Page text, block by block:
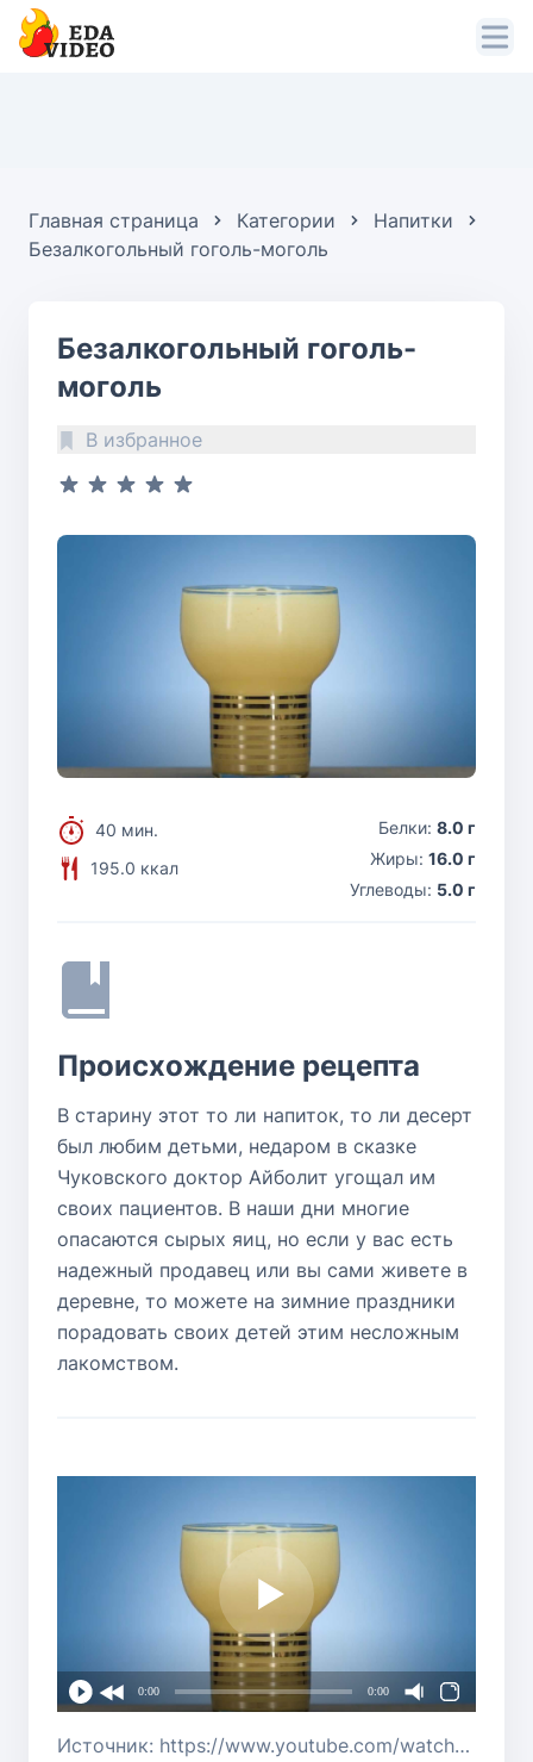
Главная страница Категории
Напитки
Безалкогольный гоголь-моголь
Безалкогольный гоголь-
моголь
В избранное
40 мин.
195.0 ккал
Белки: 8.0 г
Жиры: 16.0 г
Углеводы: 5.0 г
Происхождение рецепта
В старину этот то ли напиток, то ли десерт
был любим детьми, недаром в сказке
Чуковского доктор Айболит угощал им
своих пациентов. В наши дни многие
опасаются сырых яиц, но если у вас есть
надежный продавец или вы сами живете в
деревне, то можете на зимние праздники
порадовать своих детей этим несложным
лакомством.
0:00 0:00
Источник: https://www.youtube.com/watch?v=Mj4flE4dOdw